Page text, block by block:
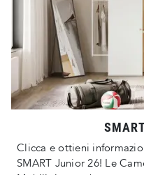
Clicca e ottieni
SMART Junior 26! Le